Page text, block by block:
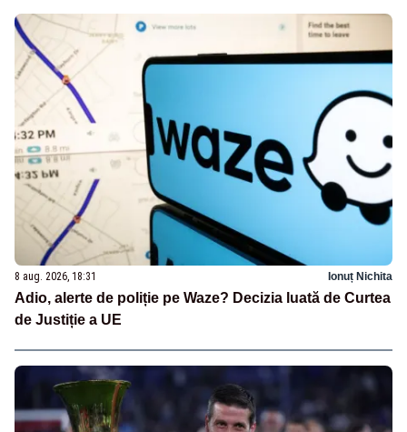
8 aug. 2026, 18:31 Ionuț Nichita
Adio, alerte de poliție pe Waze? Decizia luată de Curtea
de Justiție a UE